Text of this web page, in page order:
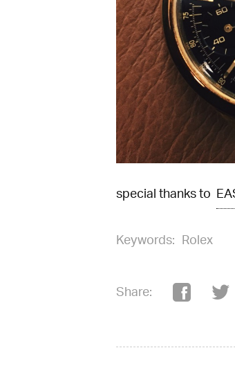
special thanks to
Keywords: Rolex
Share: